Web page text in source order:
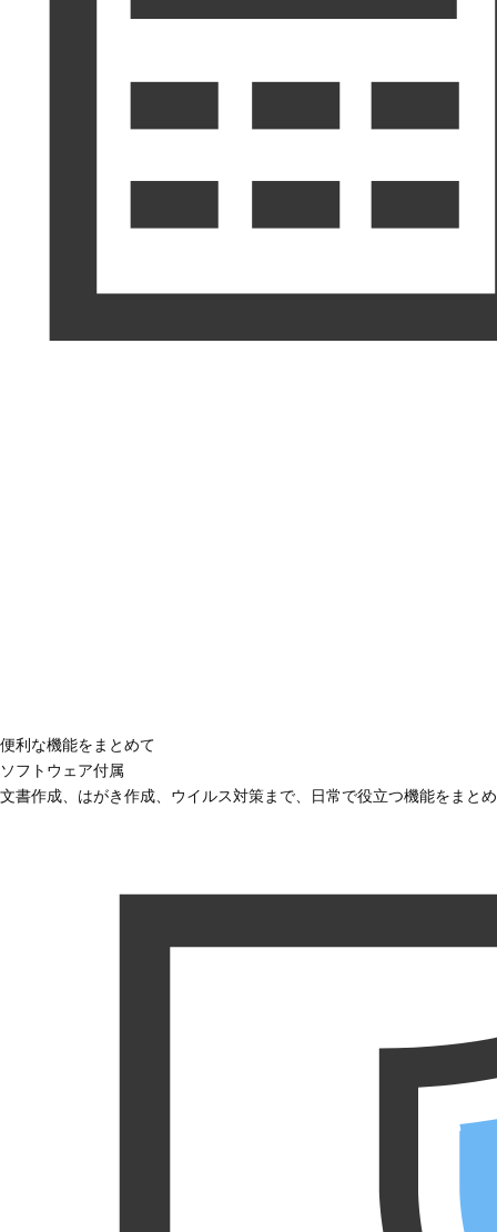
便利な機能をまとめて
ソフトウェア付属
文書作成、はがき作成、ウイルス対策まで、日常で役立つ機能をまと